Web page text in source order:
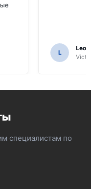
L
специалистам по